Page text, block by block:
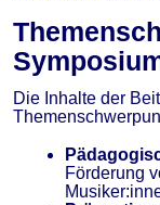
Die Inhalte der
Förderung